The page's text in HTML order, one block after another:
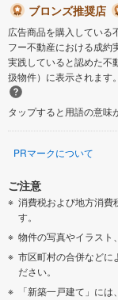
ブロンズ推奨店
広告商品を購入している
フー不動産における成約
実践していると認めた不
扱物件）に表示されます。
タップすると用語の意味
PRマークについて
ご注意
消費税および地方消費
す。
物件の写真やイラスト
市区町村の合併などに
ださい。
「新築一戸建て」に